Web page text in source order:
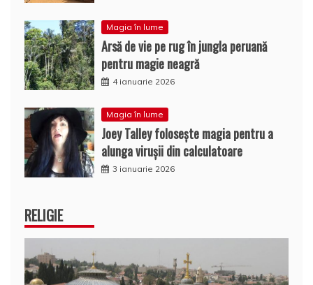
Magia în lume
Arsă de vie pe rug în jungla peruană
pentru magie neagră
4 ianuarie 2026
Magia în lume
Joey Talley foloseşte magia pentru a
alunga viruşii din calculatoare
3 ianuarie 2026
RELIGIE